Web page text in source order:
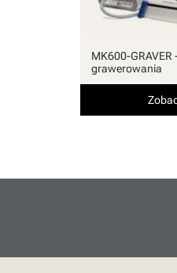
MK600-GRAVER
grawerowania